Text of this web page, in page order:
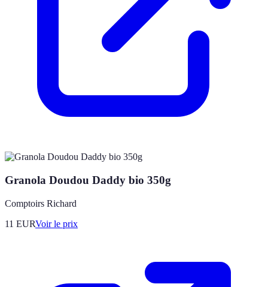
Granola Doudou Daddy bio 350g
Comptoirs Richard
11 EURVoir le prix